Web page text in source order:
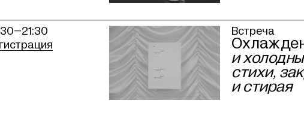
Встреча
и
стихи,
и стирая